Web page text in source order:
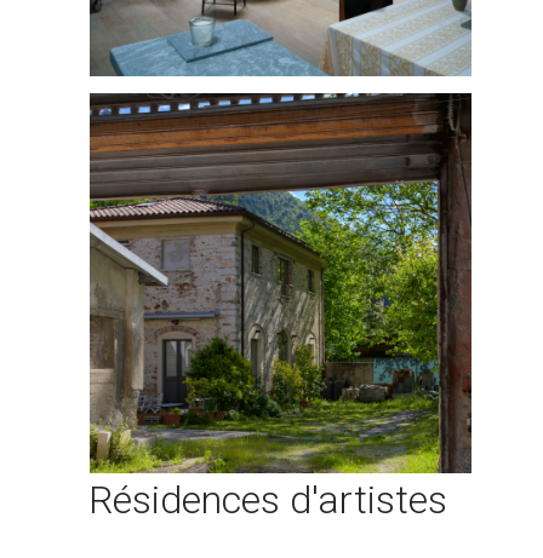
Résidences d'artistes